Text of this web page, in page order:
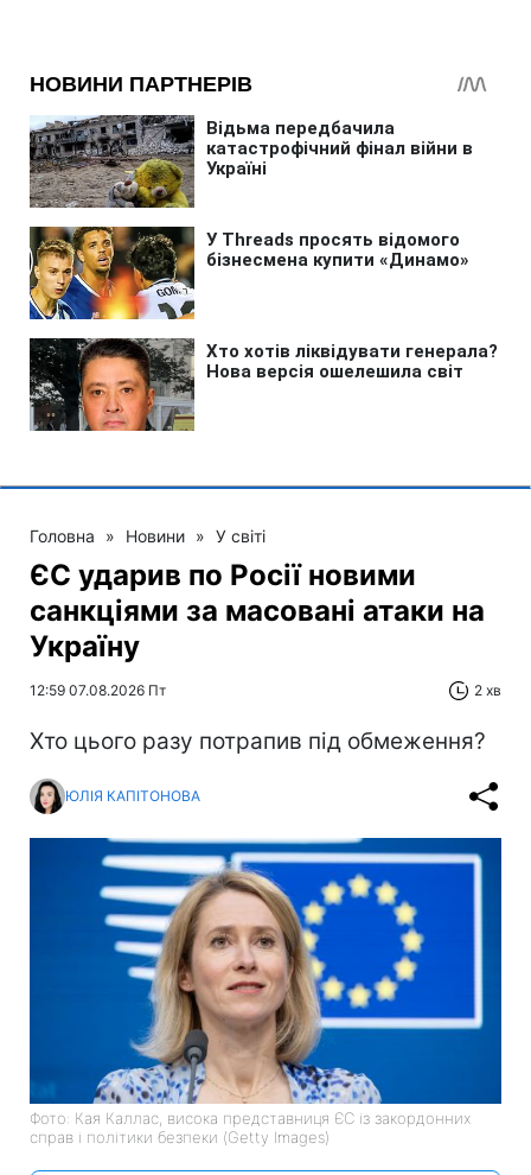
Головна » Новини » У світі
ЄС ударив по Росії новими
санкціями за масовані атаки на
Україну
12:59 07.08.2026 Пт 2 хв
Хто цього разу потрапив під обмеження?
ЮЛІЯ КАПІТОНОВА
Фото: Кая Каллас, висока представниця ЄС із закордонних
справ і політики безпеки (Getty Images)